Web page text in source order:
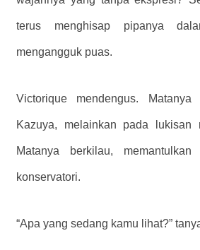
terus menghisap pipanya
mengangguk puas.
Victorique mendengus.
Kazuya, melainkan pada lukisan
Matanya berkilau,
konservatori.
“Apa yang sedang kamu lihat?”